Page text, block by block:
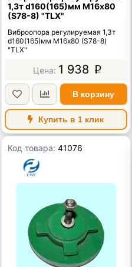
1,3т d160(165)мм М16х80
(S78-8) "TLX"
Виброопора регулируемая 1,3т
d160(165)мм М16х80 (S78-8)
"TLX"
1 938 p
В корзину
Купить в 1 клик
Код товара:41076